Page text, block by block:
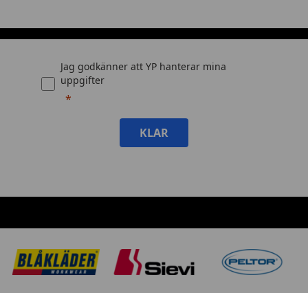
Jag godkänner att YP hanterar mina
uppgifter
KLAR